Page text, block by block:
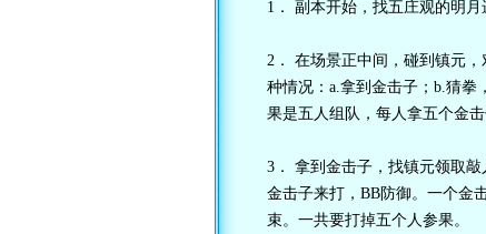
1． 副本开始，找五庄观的明月
2． 在场景正中间，碰到镇元
种情况：a.拿到金击子；b.猜拳
果是五人组队，每人拿五个金击
3． 拿到金击子，找镇元领取
金击子来打，BB防御。一个金
束。一共要打掉五个人参果。